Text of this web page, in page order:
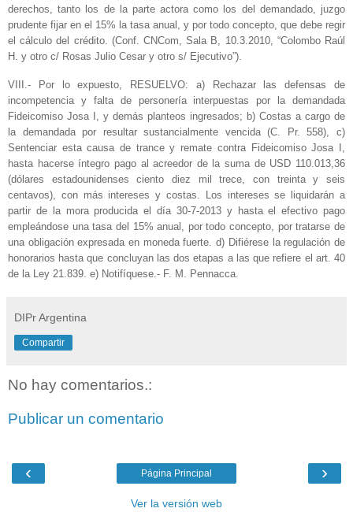
derechos, tanto los de la parte actora como los del demandado, juzgo
prudente fijar en el 15% la tasa anual, y por todo concepto, que debe regir
el cálculo del crédito. (Conf. CNCom, Sala B, 10.3.2010, “Colombo Raúl
H. y otro c/ Rosas Julio Cesar y otro s/ Ejecutivo”).
VIII.- Por lo expuesto, RESUELVO: a) Rechazar las defensas de
incompetencia y falta de personería interpuestas por la demandada
Fideicomiso Josa I, y demás planteos ingresados; b) Costas a cargo de
la demandada por resultar sustancialmente vencida (C. Pr. 558), c)
Sentenciar esta causa de trance y remate contra Fideicomiso Josa I,
hasta hacerse íntegro pago al acreedor de la suma de USD 110.013,36
(dólares estadounidenses ciento diez mil trece, con treinta y seis
centavos), con más intereses y costas. Los intereses se liquidarán a
partir de la mora producida el día 30-7-2013 y hasta el efectivo pago
empleándose una tasa del 15% anual, por todo concepto, por tratarse de
una obligación expresada en moneda fuerte. d) Difiérese la regulación de
honorarios hasta que concluyan las dos etapas a las que refiere el art. 40
de la Ley 21.839. e) Notifíquese.- F. M. Pennacca.
DIPr Argentina
Compartir
No hay comentarios.:
Publicar un comentario
‹ ›
Página Principal
Ver la versión web